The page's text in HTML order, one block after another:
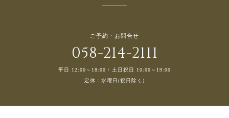
ご予約・お問合せ
058-214-2111
平日 12:00～18:00 / 土日祝日 10:00～19:00
定休：水曜日(祝日除く)